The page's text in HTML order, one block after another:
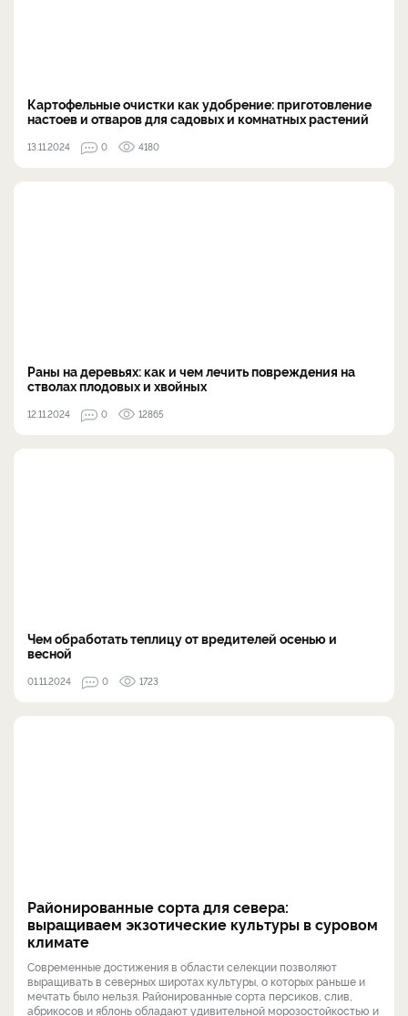
Картофельные очистки как удобрение: приготовление
настоев и отваров для садовых и комнатных растений
13.11.2024 0 4180
Раны на деревьях: как и чем лечить повреждения на
стволах плодовых и хвойных
12.11.2024 0 12865
Чем обработать теплицу от вредителей осенью и
весной
01.11.2024 0 1723
Районированные сорта для севера:
выращиваем экзотические культуры в суровом
климате
Современные достижения в области селекции позволяют
выращивать в северных широтах культуры, о которых раньше и
мечтать было нельзя. Районированные сорта персиков, слив,
абрикосов и яблонь обладают удивительной морозостойкостью и